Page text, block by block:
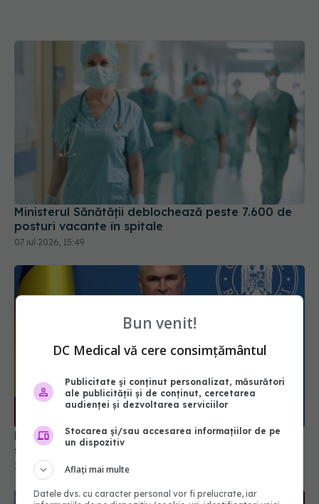
Ministerul Sănătății deblochează peste 7.600 de
posturi vacante în spitale
07 iul 2026, 15:49
se întâmplă cu salariile personalului medical
28 iul 2026, 21:24
Bun venit!
DC Medical vă cere consimțământul
Publicitate și conținut personalizat, măsurători
ale publicității și de conținut, cercetarea
audienței și dezvoltarea serviciilor
Stocarea și/sau accesarea informațiilor de pe
un dispozitiv
Aflați mai multe
Datele dvs. cu caracter personal vor fi prelucrate, iar